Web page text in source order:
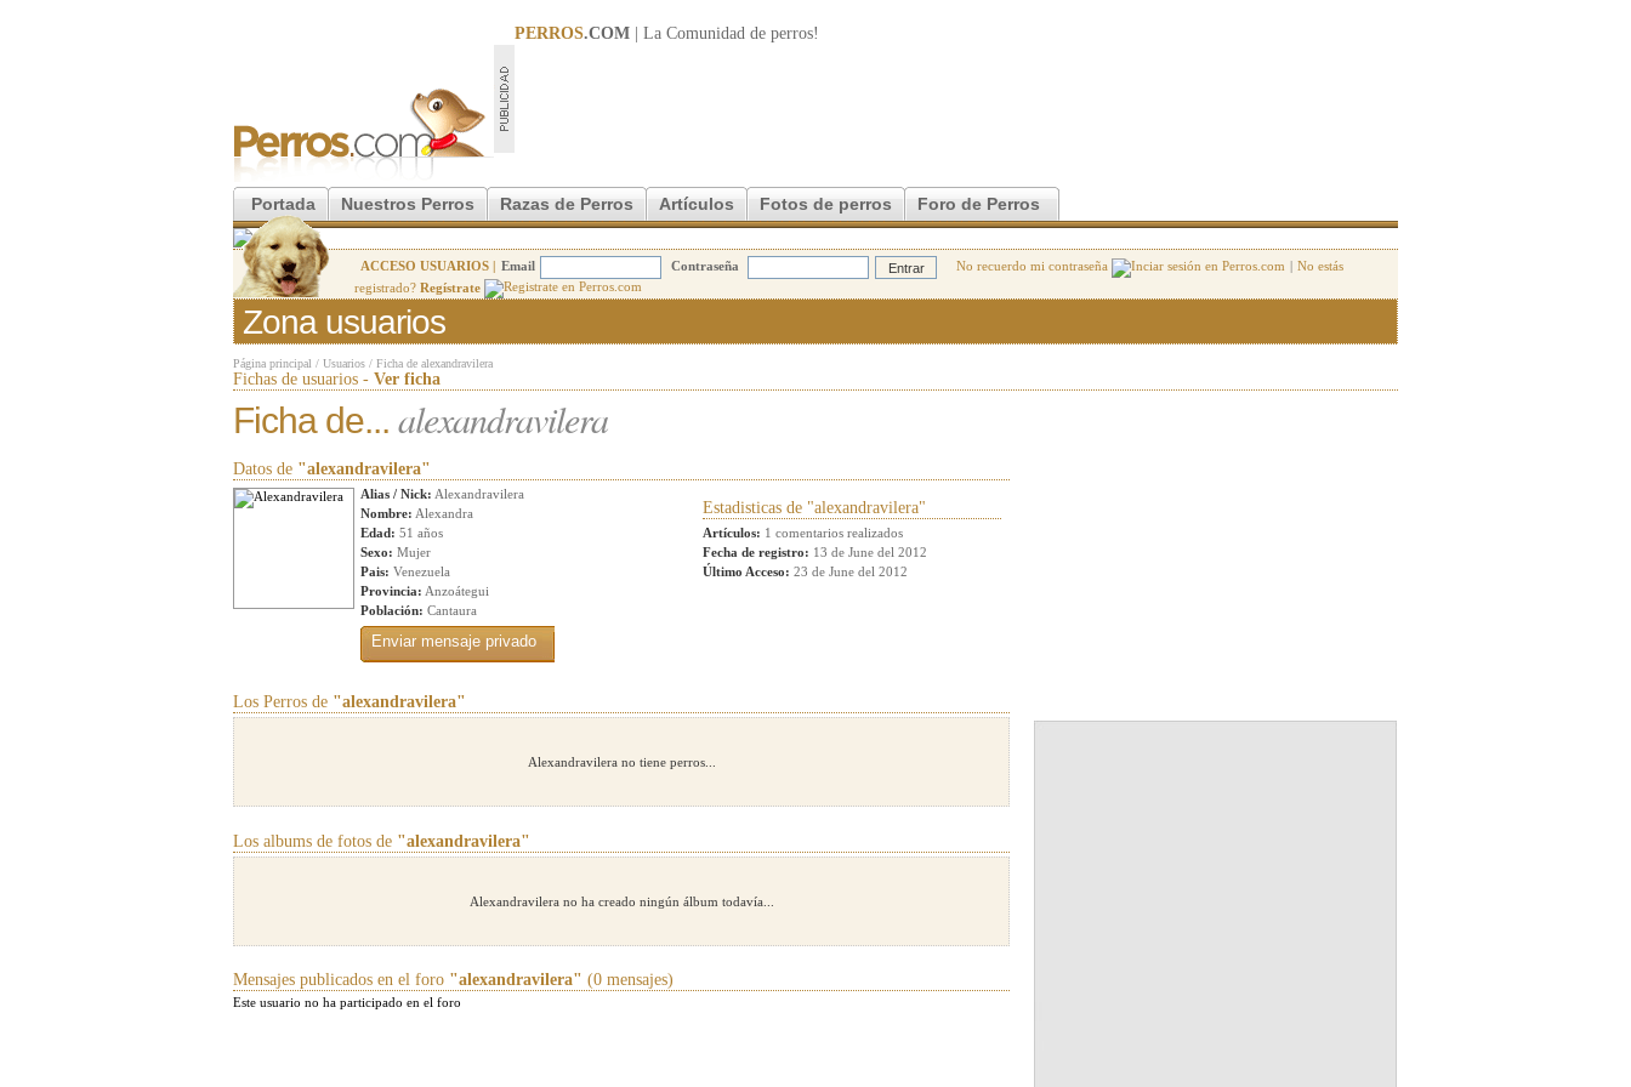
PERROS.COM | La Comunidad de perros!
Portada Nuestros Perros Razas de Perros Artículos Fotos de perros Foro de Perros
ACCESO USUARIOS | Email Contraseña No recuerdo mi contraseña | No estás
registrado? Regístrate
Zona usuarios
Página principal / Usuarios / Ficha de alexandravilera
Fichas de usuarios - Ver ficha
Ficha de... alexandravilera
Datos de "alexandravilera"
Alias / Nick: Alexandravilera
Nombre: Alexandra
Edad: 51 años
Sexo: Mujer
Pais: Venezuela
Provincia: Anzoátegui
Población: Cantaura
Estadisticas de "alexandravilera"
Artículos: 1 comentarios realizados
Fecha de registro: 13 de June del 2012
Último Acceso: 23 de June del 2012
Los Perros de "alexandravilera"
Alexandravilera no tiene perros...
Los albums de fotos de "alexandravilera"
Alexandravilera no ha creado ningún álbum todavía...
Mensajes publicados en el foro "alexandravilera" (0 mensajes)
Este usuario no ha participado en el foro